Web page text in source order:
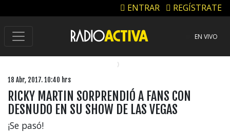
ENTRAR REGÍSTRATE
EN VIVO
18 Abr, 2017. 10:40 hrs
RICKY MARTIN SORPRENDIÓ A FANS CON
DESNUDO EN SU SHOW DE LAS VEGAS
¡Se pasó!